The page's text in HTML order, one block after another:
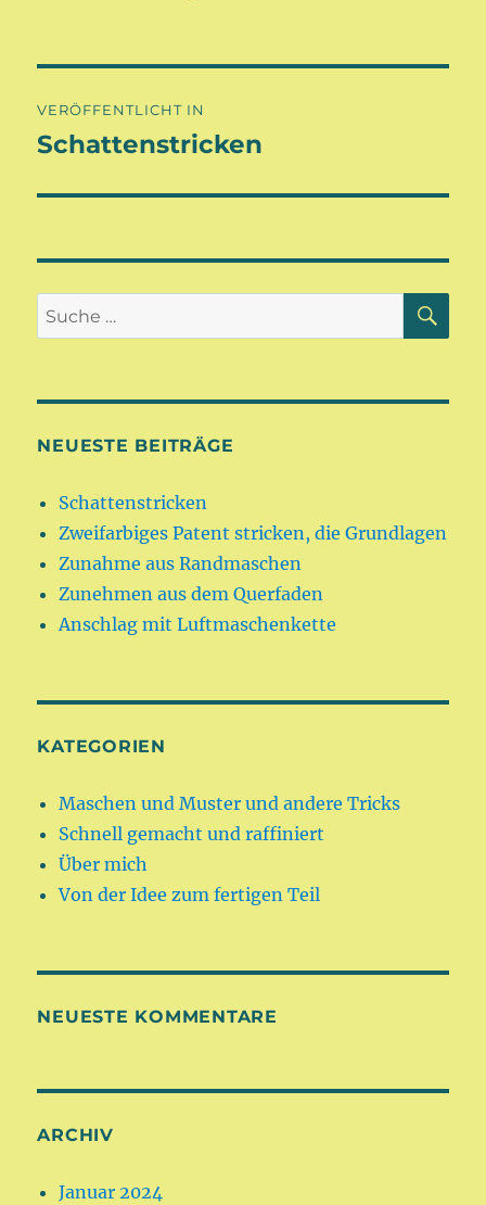
VERÖFFENTLICHT IN
Schattenstricken
Suche
nach:
NEUESTE BEITRÄGE
Schattenstricken
Zweifarbiges Patent stricken, die Grundlagen
Zunahme aus Randmaschen
Zunehmen aus dem Querfaden
Anschlag mit Luftmaschenkette
KATEGORIEN
Maschen und Muster und andere Tricks
Schnell gemacht und raffiniert
Über mich
Von der Idee zum fertigen Teil
NEUESTE KOMMENTARE
ARCHIV
Januar 2024